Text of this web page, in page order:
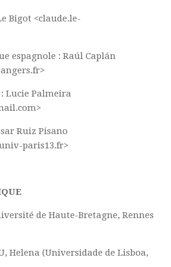
un numéro
PDF
Bigot <claude.le-
espagnole : Raúl Caplán
Lucie Palmeira
Ruiz Pisano
paris13.fr>
de Haute-Bretagne, Rennes
Helena (Universidade de Lisboa,